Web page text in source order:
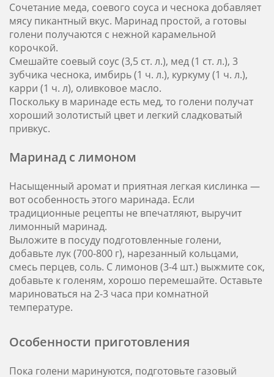
Сочетание меда, соевого соуса и чеснока добавляет
мясу пикантный вкус. Маринад простой, а готовы
голени получаются с нежной карамельной
корочкой.
Смешайте соевый соус (3,5 ст. л.), мед (1 ст. л.), 3
зубчика чеснока, имбирь (1 ч. л.), куркуму (1 ч. л.),
карри (1 ч. л), оливковое масло.
Поскольку в маринаде есть мед, то голени получат
хороший золотистый цвет и легкий сладковатый
привкус.
Маринад с лимоном
Насыщенный аромат и приятная легкая кислинка —
вот особенность этого маринада. Если
традиционные рецепты не впечатляют, выручит
лимонный маринад.
Выложите в посуду подготовленные голени,
добавьте лук (700-800 г), нарезанный кольцами,
смесь перцев, соль. С лимонов (3-4 шт.) выжмите сок,
добавьте к голеням, хорошо перемешайте. Оставьте
мариноваться на 2-3 часа при комнатной
температуре.
Особенности приготовления
Пока голени маринуются, подготовьте газовый